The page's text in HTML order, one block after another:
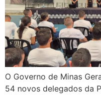
O Governo de Minas
54 novos delegados da